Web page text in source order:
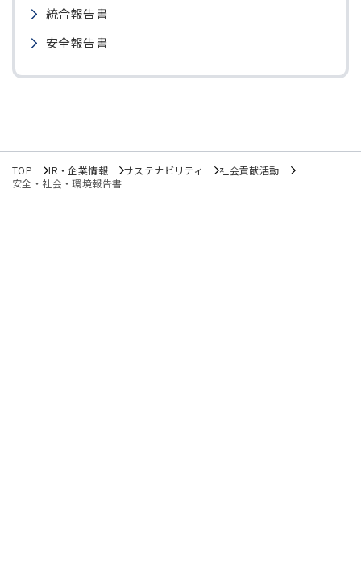
統合報告書
安全報告書
TOP IR・企業情報 サステナビリティ
社会貢献活動
安全・社会・環境報告書